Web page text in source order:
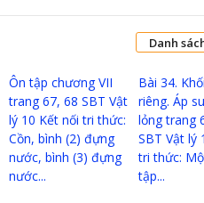
Danh
Ôn tập chương VII
trang 67, 68 SBT Vật
lý 10 Kết nối tri thức:
Cồn, bình (2) đựng
nước, bình (3) đựng
nước...
Bài 34.
riêng. Áp
lỏng trang
SBT Vật lý
tri thức:
tập...